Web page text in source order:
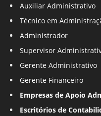
Auxiliar Administrativo
Técnico em
Administrador
Supervisor
Gerente Administrativo
Gerente Financeiro
Empresas de Apoio
Escritórios de